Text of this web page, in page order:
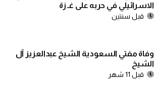
الاسرائيلي في حربه على غـ زة
قبل سنتين
وفاة مفتي السعودية الشيخ عبدالعزيز آل
الشيخ
قبل 11 شهر